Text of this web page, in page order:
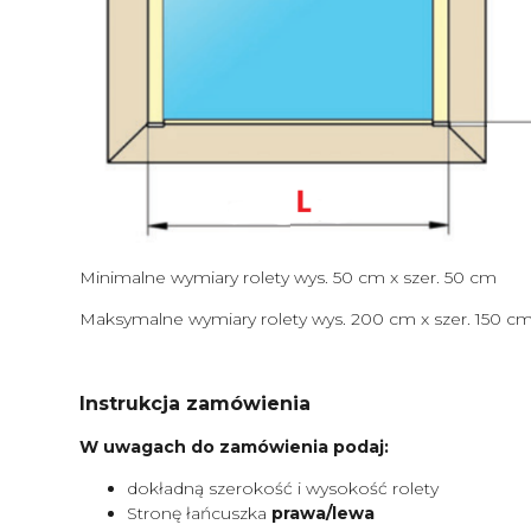
Minimalne wymiary rolety wys. 50 cm x szer. 50 cm
Maksymalne wymiary rolety wys. 200 cm x szer. 150
Instrukcja zamówienia
W uwagach do zamówienia podaj:
dokładną szerokość i wysokość rolety
Stronę łańcuszka prawa/lewa